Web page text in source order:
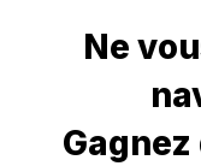
Ne
Gagnez